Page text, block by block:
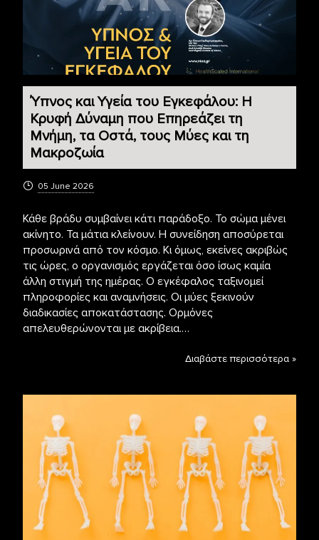
Ύπνος και Υγεία του Εγκεφάλου: Η
Κρυφή Δύναμη που Επηρεάζει τη
Μνήμη, τα Οστά, τους Μύες και τη
Μακροζωία
05 June 2026
Κάθε βράδυ συμβαίνει κάτι παράδοξο. Το σώμα μένει
ακίνητο. Τα μάτια κλείνουν. Η συνείδηση αποσύρεται
προσωρινά από τον κόσμο. Κι όμως, εκείνες ακριβώς
τις ώρες, ο οργανισμός εργάζεται όσο ίσως καμία
άλλη στιγμή της ημέρας. Ο εγκέφαλος ταξινομεί
πληροφορίες και αναμνήσεις. Οι μύες ξεκινούν
διαδικασίες αποκατάστασης. Ορμόνες
απελευθερώνονται με ακρίβεια.…
Διαβάστε περισσότερα »